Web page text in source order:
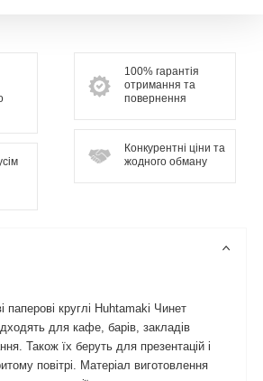
100% гарантія
отримання та
повернення
Конкурентні ціни та
жодного обману
паперові круглі Huhtamaki Чинет
для кафе, барів, закладів
Також їх беруть для презентацій і
повітрі. Матеріал виготовлення